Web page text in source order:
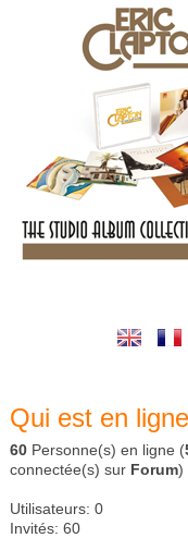
Qui est en ligne
60 Personne(s) en ligne (
connectée(s) sur Forum)
Utilisateurs: 0
Invités: 60